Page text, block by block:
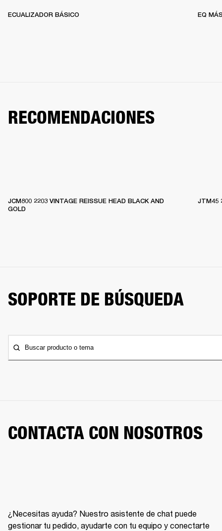
ECUALIZADOR BÁSICO EQ
RECOMENDACIONES
JCM800 2203 VINTAGE REISSUE HEAD BLACK AND
GOLD
JTM45
SOPORTE DE BÚSQUEDA
Buscar producto o tema
CONTACTA CON NOSOTROS
¿Necesitas ayuda? Nuestro asistente de chat puede
gestionar tu pedido, ayudarte con tu equipo y conectarte